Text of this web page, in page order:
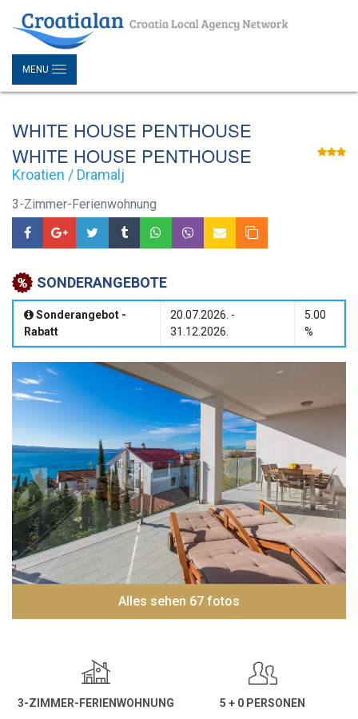
MENU
WHITE HOUSE PENTHOUSE
WHITE HOUSE PENTHOUSE
Kroatien / Dramalj
3-Zimmer-Ferienwohnung
SONDERANGEBOTE
Sonderangebot -
Rabatt
20.07.2026. -
31.12.2026.
5.00
%
Alles sehen 67 fotos
3-ZIMMER-FERIENWOHNUNG 5 + 0 PERSONEN